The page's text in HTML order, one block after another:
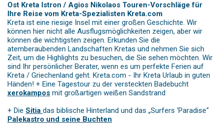
Ost Kreta Istron / Agios Nikolaos Touren-Vorschläge für
Ihre Reise vom Kreta-Spezialisten Kreta.com
Kreta ist eine riesige Insel mit einer großen Geschichte. Wir
können hier nicht alle Ausflugsmöglichkeiten zeigen, aber wir
können die wichtigsten zeigen. Erkunden Sie die
atemberaubenden Landschaften Kretas und nehmen Sie sich
Zeit, um die Highlights zu besuchen, die Sie sehen möchten. Wir
sind Ihr persönlicher Berater, wenn es um perfekte Ferien auf
Kreta / Griechenland geht. Kreta.com - Ihr Kreta Urlaub in guten
Händen! + Eine Tagestour zu der versteckten Badebucht
xerokampos mit großartigen weißen Sandstrand
+ Die Sitia das biblische Hinterland und das „Surfers ‘Paradise“
Palekastro und seine Buchten